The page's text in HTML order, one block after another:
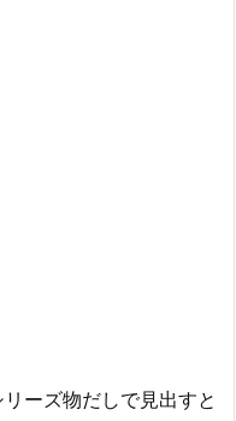
ーズ物だしで見出すと